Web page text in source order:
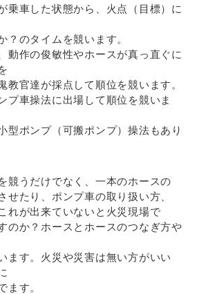
乗車した状態から、火点（目標）に
？のタイムを競います。
動作の俊敏性やホースが真っ直ぐに
教官達が採点して順位を競います。
プ車操法に出場して順位を競いま
型ポンプ（可搬ポンプ）操法もあり
競うだけでなく、一本のホースの
せたり、ポンプ車の取り扱い方、
れが出来ていないと火災現場で
のか？ホースとホースのつなぎ方や
ます。火災や災害は無い方がいい
ます。